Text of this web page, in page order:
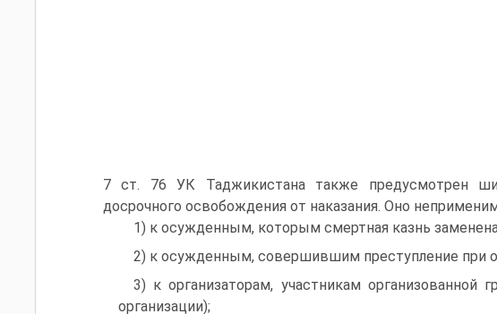
7 ст. 76 УК Таджикистана также предусмотрен
досрочного освобождения от наказания. Оно
1) к осужденным, которым смертная казнь
2) к осужденным, совершившим преступление при
3) к организаторам, участникам организованной
организации);